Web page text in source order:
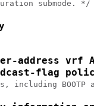
submode. */
address vrf
flag
including BOOTP